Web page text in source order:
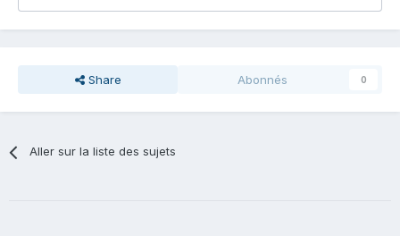
Share Abonnés 0
Aller sur la liste des sujets